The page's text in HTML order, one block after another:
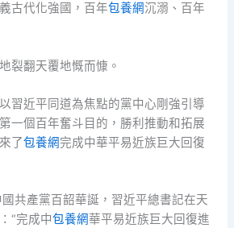
古代化強國，百年包養網沉溺、百年
裂翻天覆地慨而慷。
習近平同道為焦點的黨中心剛強引導
一個百年奮斗目的，勝利推動和拓展
了包養網完成中華平易近族巨大回復
共產黨百韶華誕，習近平總書記在天
“完成中包養網華平易近族巨大回復進